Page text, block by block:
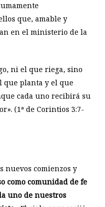
que, amable y
en el ministerio de la
ni el que riega, sino
que planta y el que
cada uno recibirá su
(1ª de Corintios 3:7-
nuevos comienzos y
como comunidad de fe
uno de nuestros